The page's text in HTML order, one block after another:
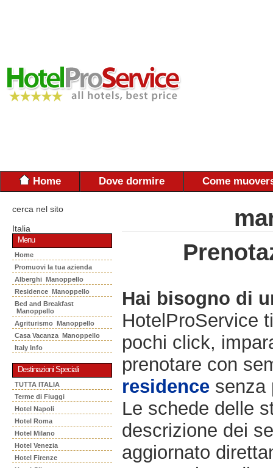
Home Dove dormire Come
cerca nel sito
Italia
Menu
Home
Promuovi la tua azienda
Alberghi Manoppello
Residence Manoppello
Bed and Breakfast
Manoppello
Agriturismo Manoppello
Casa Vacanza Manoppello
Italy Info
Destinazioni Speciali
TUTTA ITALIA
Terme di Fiuggi
Hotel Napoli
Hotel Roma
Hotel Milano
Hotel Venezia
Hotel Firenze
Hai bisogno di
HotelProService
pochi click,
prenotare con
residence senza
Le schede delle
descrizione dei
aggiornato